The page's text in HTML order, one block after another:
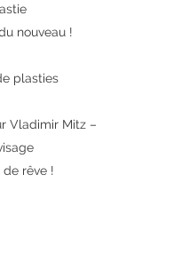
nouveau !
plasties
Vladimir Mitz –
rêve !